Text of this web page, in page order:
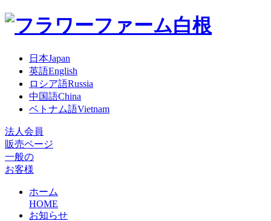
日本Japan
英語English
ロシア語Russia
中国語China
ベトナム語Vietnam
法人会員
販売ページ
一般の
お客様
ホーム
HOME
お知らせ